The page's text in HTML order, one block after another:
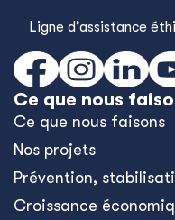
Ligne d’assistance
Ce que nous
Ce que nous faisons
Nos projets
Prévention,
Croissance